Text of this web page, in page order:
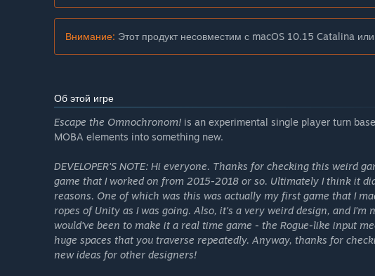
Внимание: Этот продукт несовместим с macOS 10.15 Catalina
Об этой игре
Escape the Omnochronom! is an experimental single player turn
MOBA elements into something new.
DEVELOPER'S NOTE: Hi everyone. Thanks for checking this weird
game that I worked on from 2015-2018 or so. Ultimately I think it
reasons. One of which was this was actually my first game that I
ropes of Unity as I was going. Also, it's a very weird design, and
would've been to make it a real time game - the Rogue-like input
huge spaces that you traverse repeatedly. Anyway, thanks for
new ideas for other designers!